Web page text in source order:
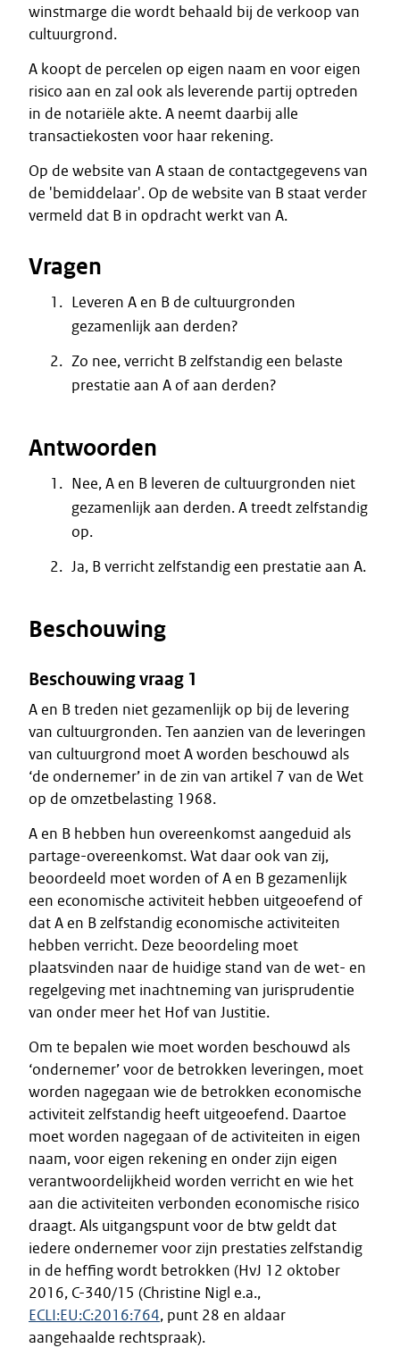
winstmarge die wordt behaald bij de verkoop van
cultuurgrond.
A koopt de percelen op eigen naam en voor eigen
risico aan en zal ook als leverende partij optreden
in de notariële akte. A neemt daarbij alle
transactiekosten voor haar rekening.
Op de website van A staan de contactgegevens van
de 'bemiddelaar'. Op de website van B staat verder
vermeld dat B in opdracht werkt van A.
Vragen
Leveren A en B de cultuurgronden
gezamenlijk aan derden?
Zo nee, verricht B zelfstandig een belaste
prestatie aan A of aan derden?
Antwoorden
Nee, A en B leveren de cultuurgronden niet
gezamenlijk aan derden. A treedt zelfstandig
op.
Ja, B verricht zelfstandig een prestatie aan A.
Beschouwing
Beschouwing vraag 1
A en B treden niet gezamenlijk op bij de levering
van cultuurgronden. Ten aanzien van de leveringen
van cultuurgrond moet A worden beschouwd als
‘de ondernemer’ in de zin van artikel 7 van de Wet
op de omzetbelasting 1968.
A en B hebben hun overeenkomst aangeduid als
partage-overeenkomst. Wat daar ook van zij,
beoordeeld moet worden of A en B gezamenlijk
een economische activiteit hebben uitgeoefend of
dat A en B zelfstandig economische activiteiten
hebben verricht. Deze beoordeling moet
plaatsvinden naar de huidige stand van de wet- en
regelgeving met inachtneming van jurisprudentie
van onder meer het Hof van Justitie.
Om te bepalen wie moet worden beschouwd als
‘ondernemer’ voor de betrokken leveringen, moet
worden nagegaan wie de betrokken economische
activiteit zelfstandig heeft uitgeoefend. Daartoe
moet worden nagegaan of de activiteiten in eigen
naam, voor eigen rekening en onder zijn eigen
verantwoordelijkheid worden verricht en wie het
aan die activiteiten verbonden economische risico
draagt. Als uitgangspunt voor de btw geldt dat
iedere ondernemer voor zijn prestaties zelfstandig
in de heffing wordt betrokken (HvJ 12 oktober
2016, C-340/15 (Christine Nigl e.a.,
ECLI:EU:C:2016:764, punt 28 en aldaar
aangehaalde rechtspraak).